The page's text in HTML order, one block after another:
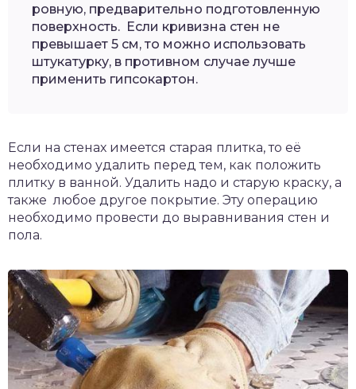
ровную, предварительно подготовленную
поверхность. Если кривизна стен не
превышает 5 см, то можно использовать
штукатурку, в противном случае лучше
применить гипсокартон.
Если на стенах имеется старая плитка, то её
необходимо удалить перед тем, как положить
плитку в ванной. Удалить надо и старую краску, а
также любое другое покрытие. Эту операцию
необходимо провести до выравнивания стен и
пола.